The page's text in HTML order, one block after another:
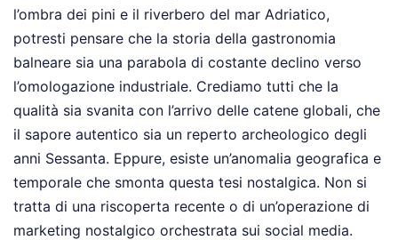
l’ombra dei pini e il riverbero del mar Adriatico,
potresti pensare che la storia della gastronomia
balneare sia una parabola di costante declino verso
l’omologazione industriale. Crediamo tutti che la
qualità sia svanita con l’arrivo delle catene globali, che
il sapore autentico sia un reperto archeologico degli
anni Sessanta. Eppure, esiste un’anomalia geografica e
temporale che smonta questa tesi nostalgica. Non si
tratta di una riscoperta recente o di un’operazione di
marketing nostalgico orchestrata sui social media.